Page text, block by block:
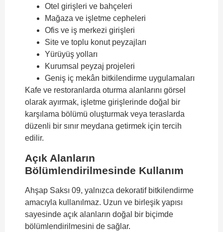
Otel girişleri ve bahçeleri
Mağaza ve işletme cepheleri
Ofis ve iş merkezi girişleri
Site ve toplu konut peyzajları
Yürüyüş yolları
Kurumsal peyzaj projeleri
Geniş iç mekân bitkilendirme uygulamaları
Kafe ve restoranlarda oturma alanlarını görsel
olarak ayırmak, işletme girişlerinde doğal bir
karşılama bölümü oluşturmak veya teraslarda
düzenli bir sınır meydana getirmek için tercih
edilir.
Açık Alanların
Bölümlendirilmesinde Kullanım
Ahşap Saksı 09, yalnızca dekoratif bitkilendirme
amacıyla kullanılmaz. Uzun ve birleşik yapısı
sayesinde açık alanların doğal bir biçimde
bölümlendirilmesini de sağlar.